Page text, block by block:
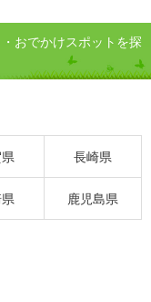
おでかけスポットを探
長崎県
鹿児島県